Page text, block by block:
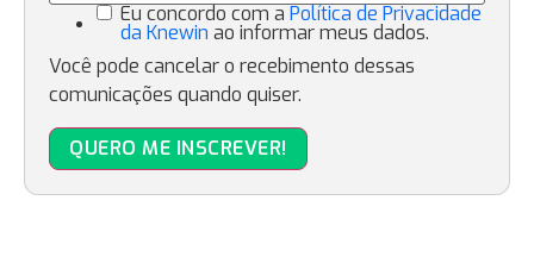
Eu concordo com a Política de Privacidade
da Knewin ao informar meus dados.
Você pode cancelar o recebimento dessas
comunicações quando quiser.